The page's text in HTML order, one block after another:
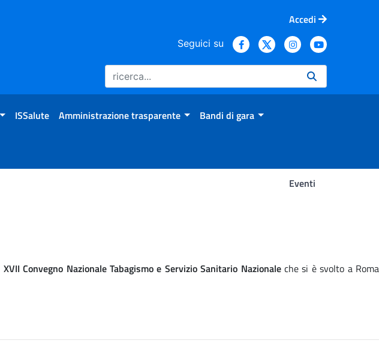
Accedi
Seguici su
ISSalute Amministrazione trasparente Bandi di gara
Eventi
XVII Convegno Nazionale Tabagismo e Servizio Sanitario Nazionale che si è svolto a Roma